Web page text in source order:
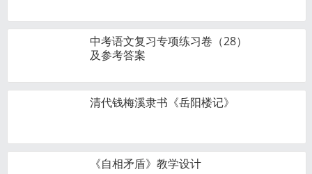
中考语文复习专项练习卷（28）
及参考答案
清代钱梅溪隶书《岳阳楼记》
《自相矛盾》教学设计